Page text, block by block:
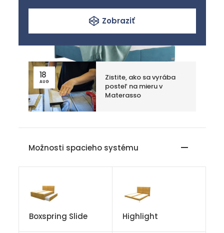
Zobraziť
18
AUG
Zistite, ako sa vyrába
posteľ na mieru v
Materasso
Možnosti spacieho systému
Boxspring Slide Highlight